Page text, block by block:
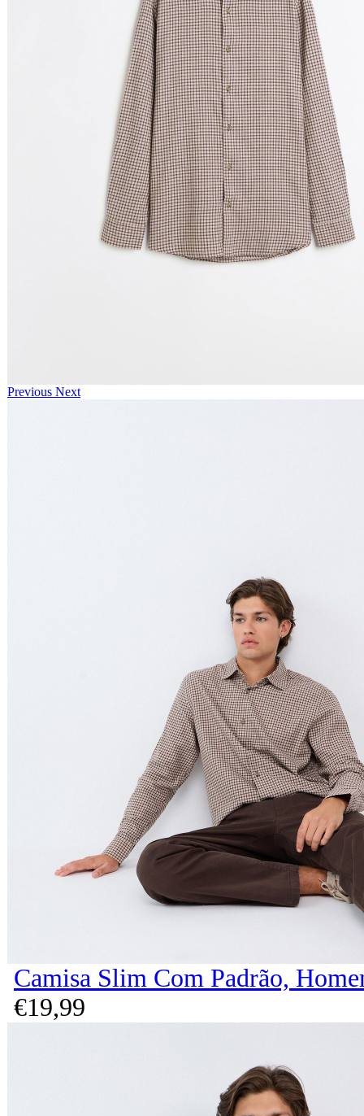
Previous Next
Camisa Slim Com Padrão,
€19,99